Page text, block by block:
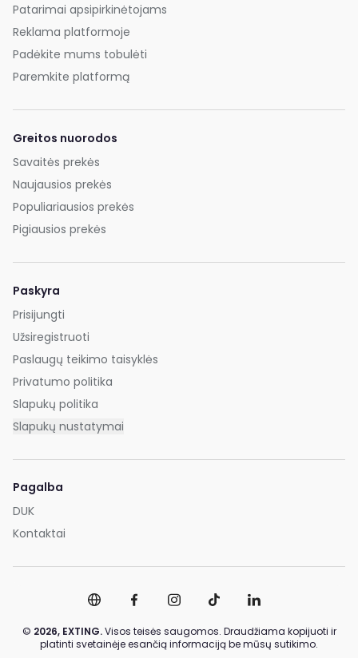
Patarimai apsipirkinėtojams
Reklama platformoje
Padėkite mums tobulėti
Paremkite platformą
Greitos nuorodos
Savaitės prekės
Naujausios prekės
Populiariausios prekės
Pigiausios prekės
Paskyra
Prisijungti
Užsiregistruoti
Paslaugų teikimo taisyklės
Privatumo politika
Slapukų politika
Slapukų nustatymai
Pagalba
DUK
Kontaktai
© 2026, EXTING.Visos teisės saugomos. Draudžiama kopijuoti ir
platinti svetainėje esančią informaciją be mūsų sutikimo.